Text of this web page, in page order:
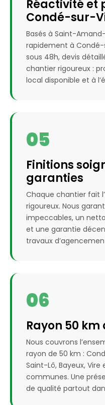
Réactivité et
Condé-sur-
Basés à Saint-
rapidement à
sous 48h, devis
chantier rigoureux :
local disponible et à
05
Finitions
garanties
Chaque chantier fait
rigoureux. Nous
impeccables, un
et une garantie
travaux
06
Rayon 50
Nous couvrons
rayon de 50 km :
Saint-Lô, Bayeux, Vire
communes. Une
de qualité partout